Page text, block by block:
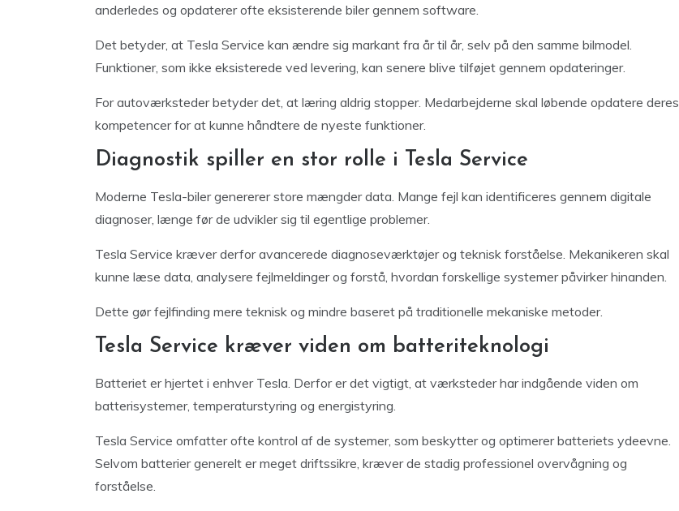
anderledes og opdaterer ofte eksisterende biler gennem software.
Det betyder, at Tesla Service kan ændre sig markant fra år til år, selv på den samme bilmodel.
Funktioner, som ikke eksisterede ved levering, kan senere blive tilføjet gennem opdateringer.
For autoværksteder betyder det, at læring aldrig stopper. Medarbejderne skal løbende opdatere deres
kompetencer for at kunne håndtere de nyeste funktioner.
Diagnostik spiller en stor rolle i Tesla Service
Moderne Tesla-biler genererer store mængder data. Mange fejl kan identificeres gennem digitale
diagnoser, længe før de udvikler sig til egentlige problemer.
Tesla Service kræver derfor avancerede diagnoseværktøjer og teknisk forståelse. Mekanikeren skal
kunne læse data, analysere fejlmeldinger og forstå, hvordan forskellige systemer påvirker hinanden.
Dette gør fejlfinding mere teknisk og mindre baseret på traditionelle mekaniske metoder.
Tesla Service kræver viden om batteriteknologi
Batteriet er hjertet i enhver Tesla. Derfor er det vigtigt, at værksteder har indgående viden om
batterisystemer, temperaturstyring og energistyring.
Tesla Service omfatter ofte kontrol af de systemer, som beskytter og optimerer batteriets ydeevne.
Selvom batterier generelt er meget driftssikre, kræver de stadig professionel overvågning og
forståelse.